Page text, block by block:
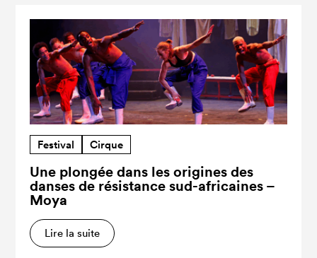
Festival Cirque
Une plongée dans les origines des
danses de résistance sud-africaines –
Moya
Lire la suite